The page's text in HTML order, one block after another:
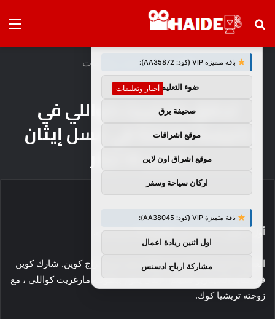
بحث
الرئيسية/أخبار وتعليقات
أخبار وتعليقات
تحقق مارغريت كواللي في
كنيسة غامضة في عسل إيثان
كوين لا! جَرَّار
أول مقطورة لإيثان كوينالعسل لا!تم إصداره.
العسل لا! هو فيلم كوميدي مظلم جديد من إخراج كوين. شارك كوين
في كتابة السيناريو للفيلم ، الذي يقوم ببطولته مارغريت كواللي ، مع
زوجته تريشيا كوك.
توصيات :
باقة متميزة VIP (كود: AA35872):
ضوء التعليمي
صحيفة برق
موقع اشراقات
موقع اشراق اون لاين
اركان سياحة وسفر
باقة متميزة VIP (كود: AA38045):
اول اثنين ريادة اعمال
مشاركة ارباح ادسنس